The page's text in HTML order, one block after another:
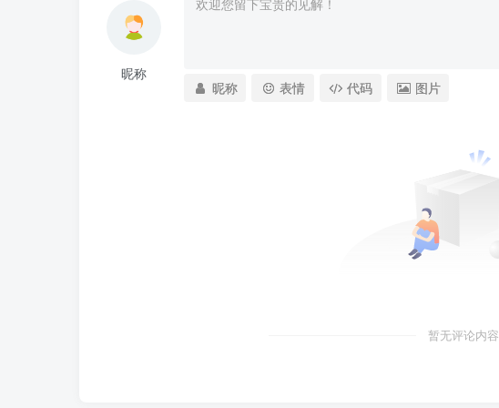
昵称
昵称 表情 代码 图片
暂无评论内容